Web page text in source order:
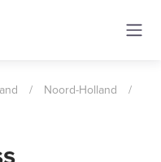
/ Noord-Holland
/